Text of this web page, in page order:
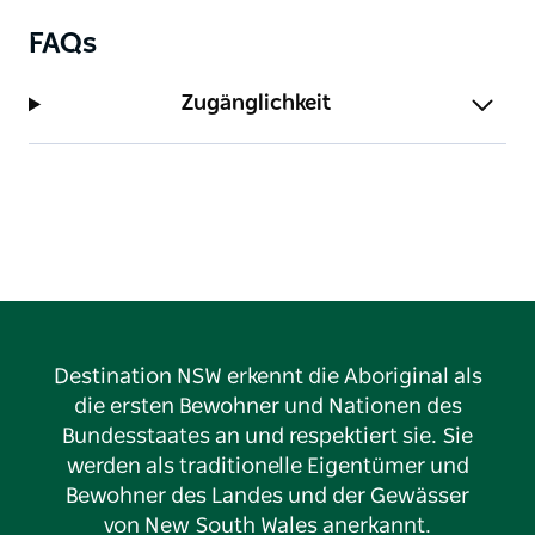
FAQs
Zugänglichkeit
Destination NSW erkennt die Aboriginal als
die ersten Bewohner und Nationen des
Bundesstaates an und respektiert sie. Sie
werden als traditionelle Eigentümer und
Bewohner des Landes und der Gewässer
von New South Wales anerkannt.